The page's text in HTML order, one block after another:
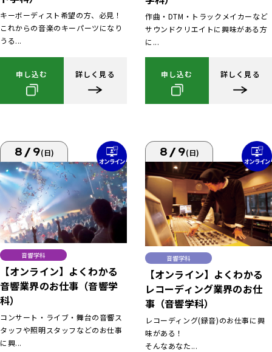
キーボーディスト希望の方、必見！
これからの音楽のキーパーツになり
うる...
申し込む 詳しく見る
作曲・DTM・トラックメイカーなど
サウンドクリエイトに興味がある方
に...
申し込む 詳しく見る
8/9(日)
音響学科
【オンライン】よくわかる
音響業界のお仕事（音響学
科）
コンサート・ライブ・舞台の音響ス
タッフや照明スタッフなどのお仕事
に興...
8/9(日)
音響学科
【オンライン】よくわかる
レコーディング業界のお仕
事（音響学科）
レコーディング(録音)のお仕事に興
味がある！
そんなあなた...